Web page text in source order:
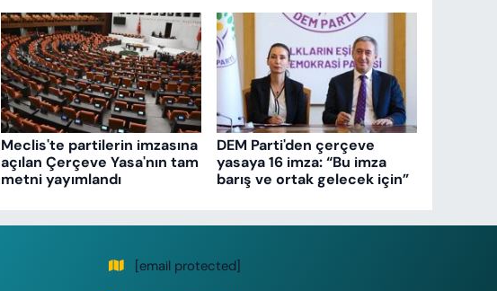
Meclis'te partilerin imzasına
açılan Çerçeve Yasa'nın tam
metni yayımlandı
DEM Parti'den çerçeve
yasaya 16 imza: “Bu imza
barış ve ortak gelecek için”
[email protected]